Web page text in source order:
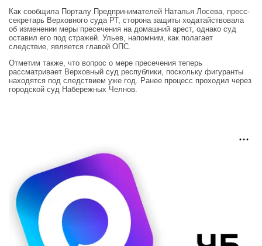
Как сообщила Порталу Предпринимателей Наталья Лосева, пресс-
секретарь Верховного суда РТ, сторона защиты ходатайствовала
об изменении меры пресечения на домашний арест, однако суд
оставил его под стражей. Ульев, напомним, как полагает
следствие, является главой ОПС.
Отметим также, что вопрос о мере пресечения теперь
рассматривает Верховный суд республики, поскольку фигуранты
находятся под следствием уже год. Ранее процесс проходил через
городской суд Набережных Челнов.